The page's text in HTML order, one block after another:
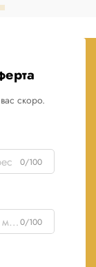
скоро.
0/100
0/100